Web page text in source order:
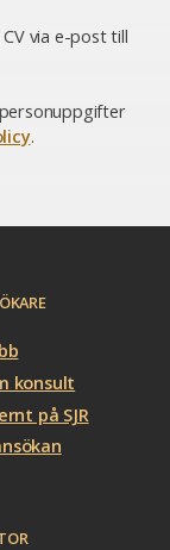
via e-post till
.
konsult
på SJR